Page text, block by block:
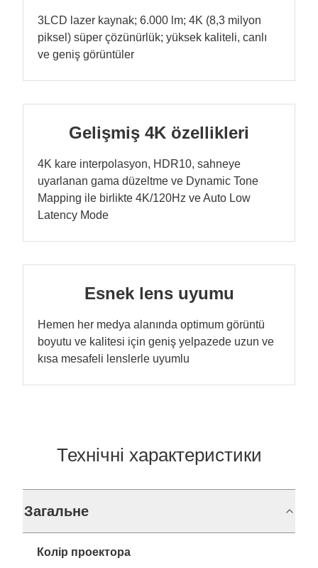
3LCD lazer kaynak; 6.000 lm; 4K (8,3 milyon
piksel) süper çözünürlük; yüksek kaliteli, canlı
ve geniş görüntüler
Gelişmiş 4K özellikleri
4K kare interpolasyon, HDR10, sahneye
uyarlanan gama düzeltme ve Dynamic Tone
Mapping ile birlikte 4K/120Hz ve Auto Low
Latency Mode
Esnek lens uyumu
Hemen her medya alanında optimum görüntü
boyutu ve kalitesi için geniş yelpazede uzun ve
kısa mesafeli lenslerle uyumlu
Технічні характеристики
Загальне
Колір проектора